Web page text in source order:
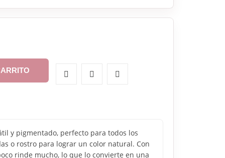
y pigmentado, perfecto para todos los
o rostro para lograr un color natural. Con
rinde mucho, lo que lo convierte en una